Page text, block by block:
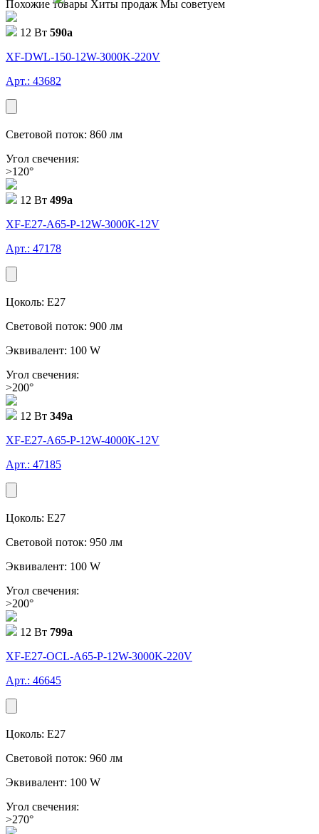
Похожие товары Хиты продаж Мы советуем
12 Вт 590a
XF-DWL-150-12W-3000K-220V
Арт.: 43682
Световой поток: 860 лм
Угол свечения:
>120°
12 Вт 499a
XF-E27-A65-P-12W-3000K-12V
Арт.: 47178
Цоколь: E27
Световой поток: 900 лм
Эквивалент: 100 W
Угол свечения:
>200°
12 Вт 349a
XF-E27-A65-P-12W-4000K-12V
Арт.: 47185
Цоколь: E27
Световой поток: 950 лм
Эквивалент: 100 W
Угол свечения:
>200°
12 Вт 799a
XF-E27-OCL-A65-P-12W-3000K-220V
Арт.: 46645
Цоколь: E27
Световой поток: 960 лм
Эквивалент: 100 W
Угол свечения:
>270°